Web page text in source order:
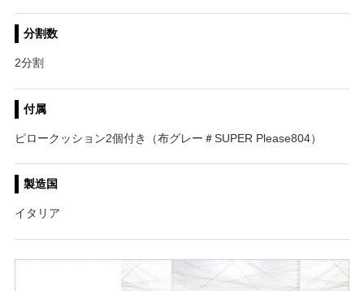
分割数
2分割
付属
ピロークッション2個付き（布グレー＃SUPER Please804）
製造国
イタリア